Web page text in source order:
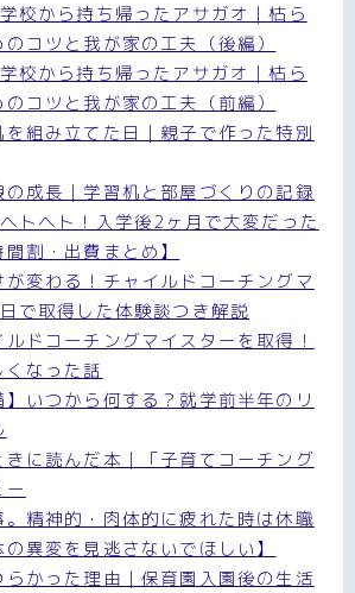
校から持ち帰ったアサガオ｜枯ら
コツと我が家の工夫（後編）
校から持ち帰ったアサガオ｜枯ら
コツと我が家の工夫（前編）
組み立てた日｜親子で作った特別
成長｜学習机と部屋づくりの記録
トヘト！入学後2ヶ月で大変だった
割・出費まとめ】
変わる！チャイルドコーチングマ
で取得した体験談つき解説
ルドコーチングマイスターを取得！
なった話
】いつから何する？就学前半年のリ
に読んだ本｜「子育てコーチング
精神的・肉体的に疲れた時は休職
異変を見逃さないでほしい】
かった理由｜保育園入園後の生活